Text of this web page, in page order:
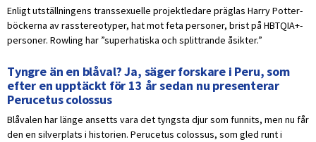
Enligt utställningens transsexuelle projektledare präglas Harry Potter-
böckerna av rasstereotyper, hat mot feta personer, brist på HBTQIA+-
personer. Rowling har ”superhatiska och splittrande åsikter.”
Tyngre än en blåval? Ja, säger forskare i Peru, som
efter en upptäckt för 13 år sedan nu presenterar
Perucetus colossus
Blåvalen har länge ansetts vara det tyngsta djur som funnits, men nu får
den en silverplats i historien. Perucetus colossus, som gled runt i